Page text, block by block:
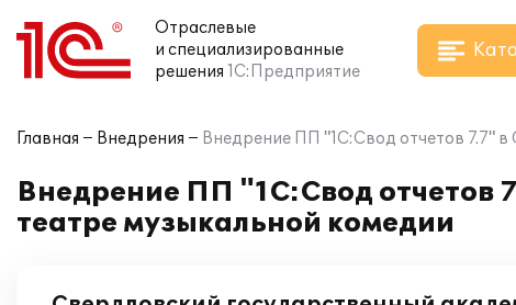
Отраслевые
и специализированные
решения 1С:Предприятие
Главная Внедрения Внедрение ПП "1С:Свод отчетов 7.7"
Внедрение ПП "1С:Свод отчетов
театре музыкальной комедии